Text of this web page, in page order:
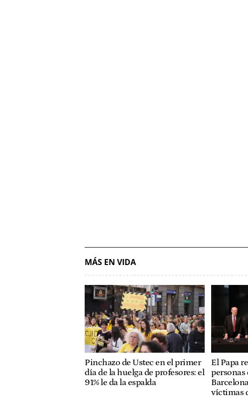
MÁS EN VIDA
Pinchazo de Ustec en el primer
día de la huelga de profesores: el
91% le da la espalda
El Papa
personas
víctimas